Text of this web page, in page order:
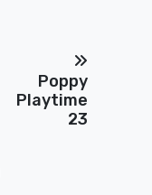
Poppy
Playtime
23